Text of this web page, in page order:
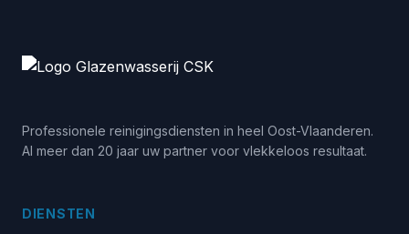
Professionele reinigingsdiensten in heel Oost-Vlaanderen.
Al meer dan 20 jaar uw partner voor vlekkeloos resultaat.
DIENSTEN